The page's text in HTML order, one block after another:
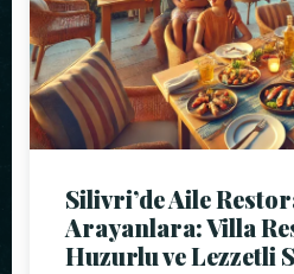
Silivri’de Aile
Arayanlara: Villa
Huzurlu ve Lezzetli
Masa